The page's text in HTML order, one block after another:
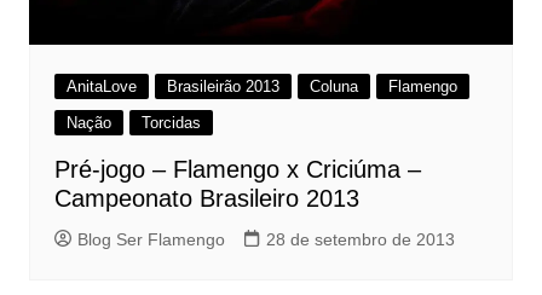
AnitaLove Brasileirão 2013 Coluna
Flamengo
Nação
Torcidas
Pré-jogo – Flamengo x Criciúma –
Campeonato Brasileiro 2013
Blog Ser Flamengo 28 de setembro de 2013